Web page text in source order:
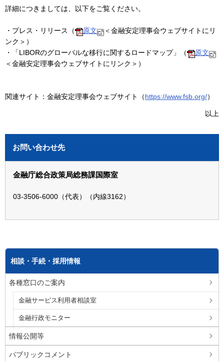
詳細につきましては、以下をご覧ください。
・プレス・リリース（ 原文
＜金融安定理事会ウェブサイトにリ
ンク＞）
・「LIBORのグローバルな移行に関するロードマップ」（
原文
＜金融安定理事会ウェブサイトにリンク＞）
関連サイト：金融安定理事会ウェブサイト（https://www.fsb.org/）
以上
お問い合わせ先
金融庁総合政策局総務課国際室
03-3506-6000（代表）（内線3162）
相談・手続・採用情報
各種窓口のご案内
金融サービス利用者相談室
金融行政モニター
情報公開等
パブリックコメント